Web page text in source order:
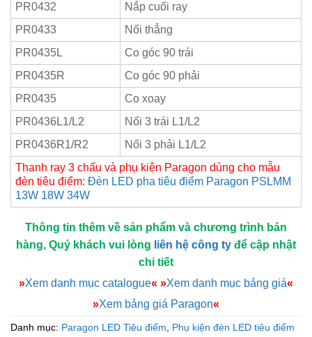
PR0432
Nắp cuối ray
PR0433
Nối thẳng
PR0435L
Co góc 90 trái
PR0435R
Co góc 90 phải
PR0435
Co xoay
PR0436L1/L2
Nối 3 trái L1/L2
PR0436R1/R2
Nối 3 phải L1/L2
Thanh ray 3 chấu và phụ kiện Paragon dùng cho mẫu
đèn tiêu điểm: Đèn LED pha tiêu điểm Paragon PSLMM
13W 18W 34W
Thông tin thêm về sản phẩm và chương trình bán
hàng, Quý khách vui lòng liên hệ công ty để cập nhật
chi tiết
»Xem danh mục catalogue« »Xem danh mục bảng giá«
»Xem bảng giá Paragon«
Danh mục: Paragon LED Tiêu điểm, Phụ kiện đèn LED tiêu điểm